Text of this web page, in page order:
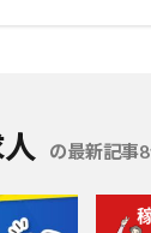
の最新記事